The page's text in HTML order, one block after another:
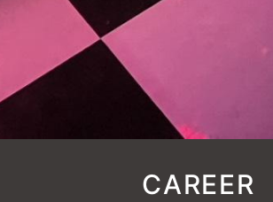
CAREER